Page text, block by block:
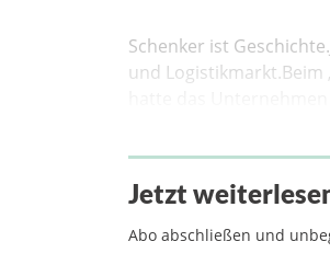
Schenker ist
und Logistikmarkt.Beim
Jetzt
Abo abschließen und